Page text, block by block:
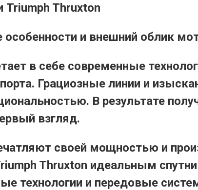
Triumph Thruxton
и внешний облик
в себе современные
Грациозные линии и
В результате
взгляд.
своей мощностью и
Thruxton идеальным
технологии и передовые